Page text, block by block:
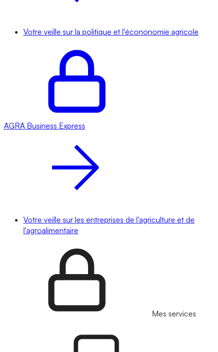
Votre veille sur la politique et l'écononomie agricole
AGRA Business Express
Votre veille sur les entreprises de l'agriculture et de
l'agroalimentaire
Mes services